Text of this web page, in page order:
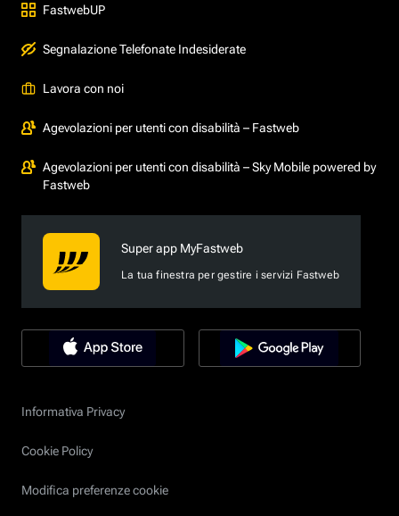
FastwebUP
Segnalazione Telefonate Indesiderate
Lavora con noi
Agevolazioni per utenti con disabilità – Fastweb
Agevolazioni per utenti con disabilità – Sky Mobile powered by
Fastweb
Super app MyFastweb
La tua finestra per gestire i servizi Fastweb
Informativa Privacy
Cookie Policy
Modifica preferenze cookie